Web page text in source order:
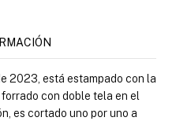
2023, está estampado con la
con doble tela en el
es cortado uno por uno a